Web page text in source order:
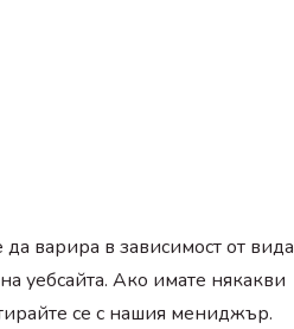
варира в зависимост от вида
уебсайта. Ако имате някакви
се с нашия мениджър.